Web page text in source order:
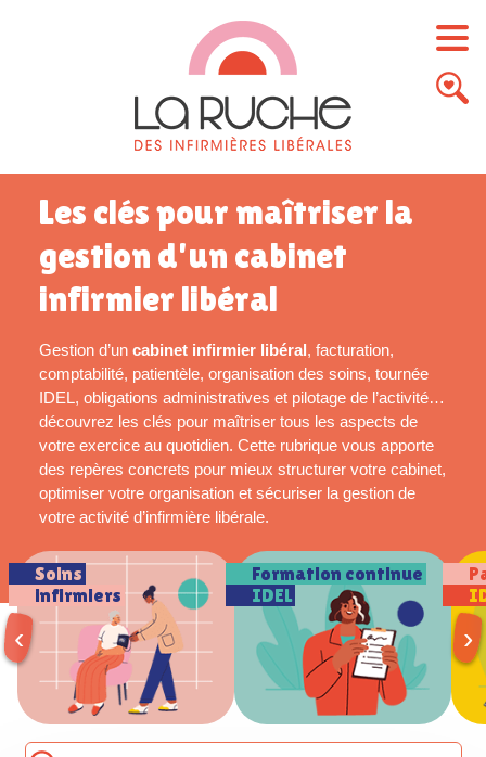
Les clés pour maîtriser la
gestion d'un cabinet
infirmier libéral
Gestion d’un cabinet infirmier libéral, facturation,
comptabilité, patientèle, organisation des soins, tournée
IDEL, obligations administratives et pilotage de l’activité…
découvrez les clés pour maîtriser tous les aspects de
votre exercice au quotidien. Cette rubrique vous apporte
des repères concrets pour mieux structurer votre cabinet,
optimiser votre organisation et sécuriser la gestion de
votre activité d’infirmière libérale.
Soins
infirmiers
Formation continue
IDEL
‹ ›